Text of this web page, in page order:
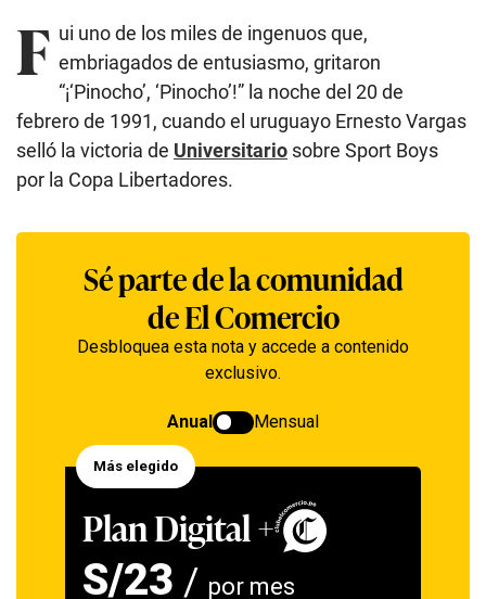
F ui uno de los miles de ingenuos que,
embriagados de entusiasmo, gritaron
“¡‘Pinocho’, ‘Pinocho’!” la noche del 20 de
febrero de 1991, cuando el uruguayo Ernesto Vargas
selló la victoria de Universitario sobre Sport Boys
por la Copa Libertadores.